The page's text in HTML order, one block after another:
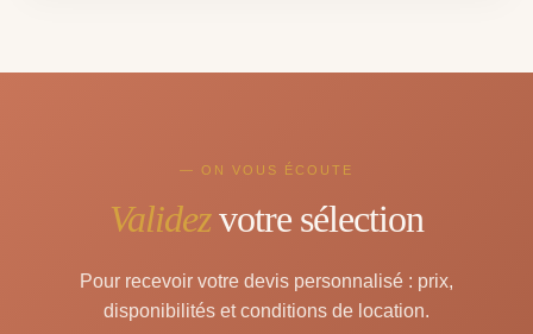
— ON VOUS ÉCOUTE
Validezvotre sélection
Pour recevoir votre devis personnalisé : prix,
disponibilités et conditions de location.